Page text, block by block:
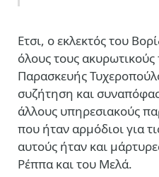
Ετσι, ο εκλεκτός του
όλους τους
Παρασκευής
συζήτηση και
άλλους υπηρεσιακούς
που ήταν αρμόδιοι για
αυτούς ήταν και
Ρέππα και του Μελά.